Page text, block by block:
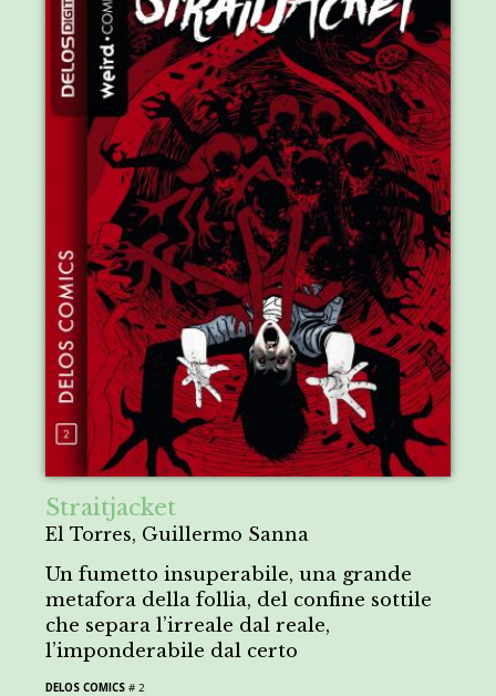
Straitjacket
El Torres, Guillermo Sanna
Un fumetto insuperabile, una grande
metafora della follia, del confine sottile
che separa l’irreale dal reale,
l’imponderabile dal certo
DELOS COMICS # 2